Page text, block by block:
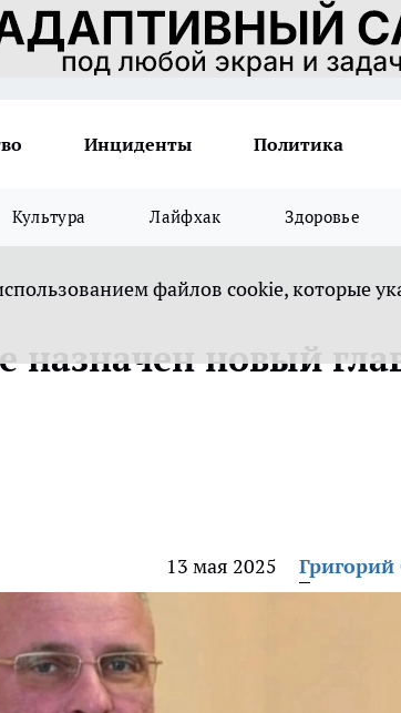
Инциденты Политика
Культура Лайфхак Здоровье
файлов cookie, которые
назначен новый
13 мая 2025